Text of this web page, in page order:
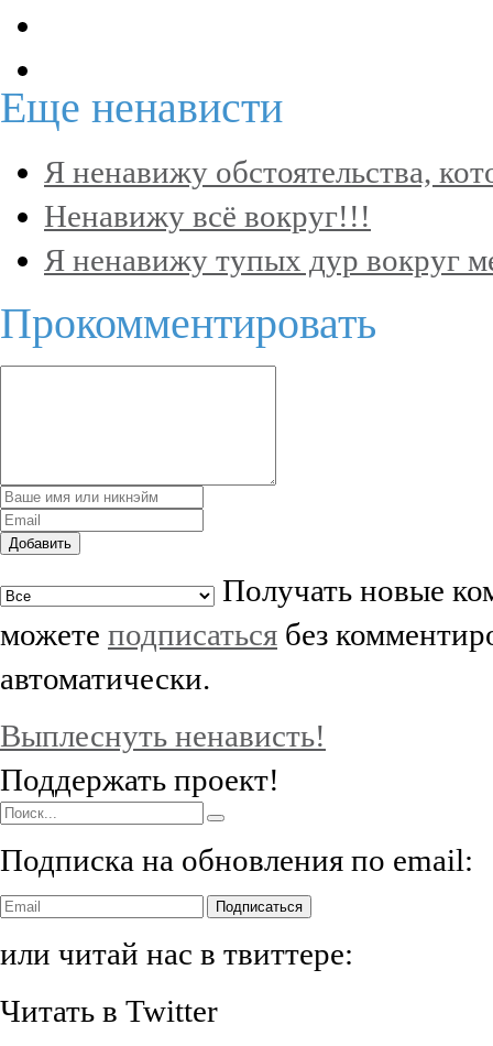
Еще ненависти
Я ненавижу обстоятельства,
Ненавижу всё вокруг!!!
Я ненавижу тупых дур вокруг
Прокомментировать
Добавить
Получать новые
можете подписаться без
автоматически.
Выплеснуть ненависть!
Поддержать проект!
Подписка на обновления по email:
Подписаться
или читай нас в твиттере:
Читать в Twitter